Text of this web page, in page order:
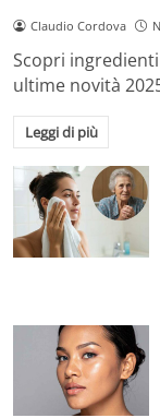
Claudio Cordova
Scopri
ultime novità
Leggi di più